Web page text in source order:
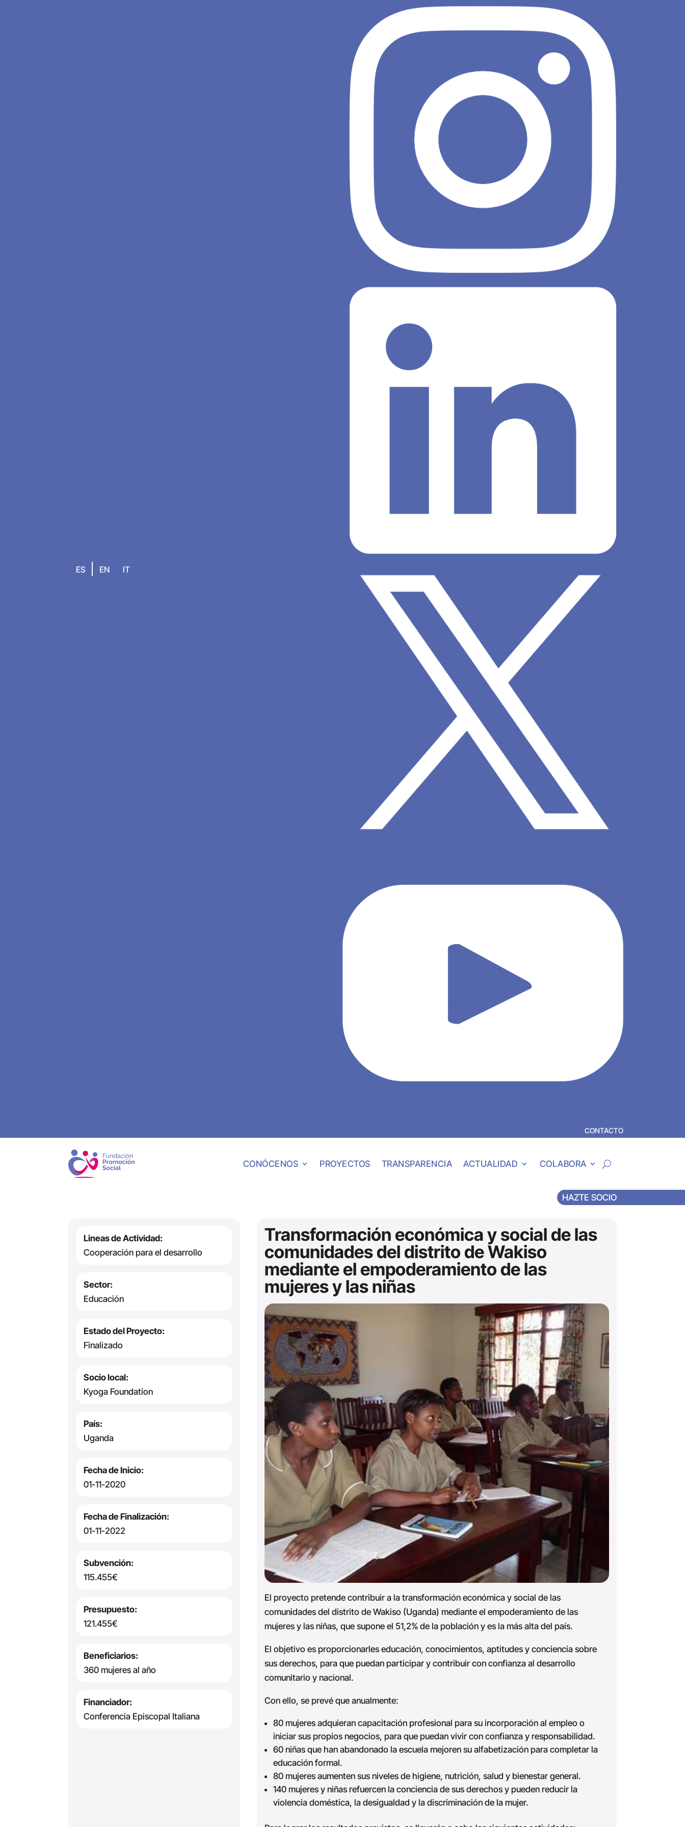
ES EN IT
CONTACTO
CONÓCENOS PROYECTOS TRANSPARENCIA ACTUALIDAD COLABORA
HAZTE SOCIO
Lineas de Actividad:
Cooperación para el desarrollo
Sector:
Educación
Estado del Proyecto:
Finalizado
Socio local:
Kyoga Foundation
País:
Uganda
Fecha de Inicio:
01-11-2020
Fecha de Finalización:
01-11-2022
Subvención:
115.455€
Presupuesto:
121.455€
Beneficiarios:
360 mujeres al año
Financiador:
Conferencia Episcopal Italiana
Transformación económica y social de las
comunidades del distrito de Wakiso
mediante el empoderamiento de las
mujeres y las niñas
El proyecto pretende contribuir a la transformación económica y social de las
comunidades del distrito de Wakiso (Uganda) mediante el empoderamiento de las
mujeres y las niñas, que supone el 51,2% de la población y es la más alta del país.
El objetivo es proporcionarles educación, conocimientos, aptitudes y conciencia sobre
sus derechos, para que puedan participar y contribuir con confianza al desarrollo
comunitario y nacional.
Con ello, se prevé que anualmente:
80 mujeres adquieran capacitación profesional para su incorporación al empleo o
iniciar sus propios negocios, para que puedan vivir con confianza y responsabilidad.
60 niñas que han abandonado la escuela mejoren su alfabetización para completar la
educación formal.
80 mujeres aumenten sus niveles de higiene, nutrición, salud y bienestar general.
140 mujeres y niñas refuercen la conciencia de sus derechos y pueden reducir la
violencia doméstica, la desigualdad y la discriminación de la mujer.